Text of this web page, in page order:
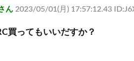
ん 2023/05/01(月) 17:57:12.43
買ってもいいだすか？